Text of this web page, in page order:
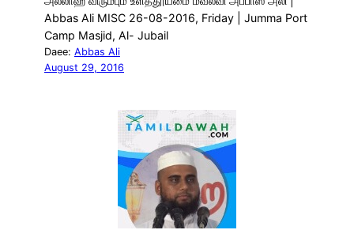
Abbas Ali MISC 26-08-2016, Friday | Jumma Port
Camp Masjid, Al- Jubail
Daee: Abbas Ali
August 29, 2016